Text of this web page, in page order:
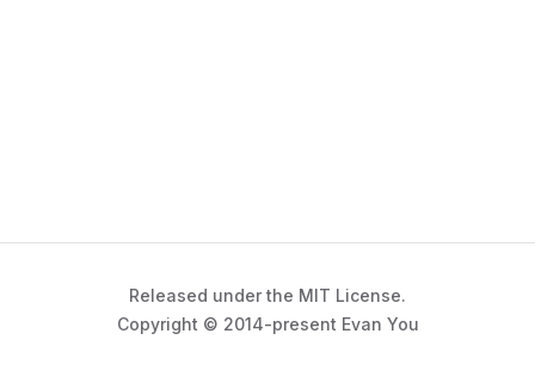
Released under the MIT License.
Copyright © 2014-present Evan You